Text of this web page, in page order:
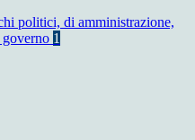
politici, di amministrazione,
1